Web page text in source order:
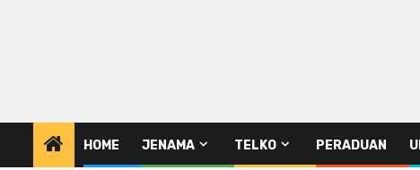
HOME JENAMA TELKO PERADUAN